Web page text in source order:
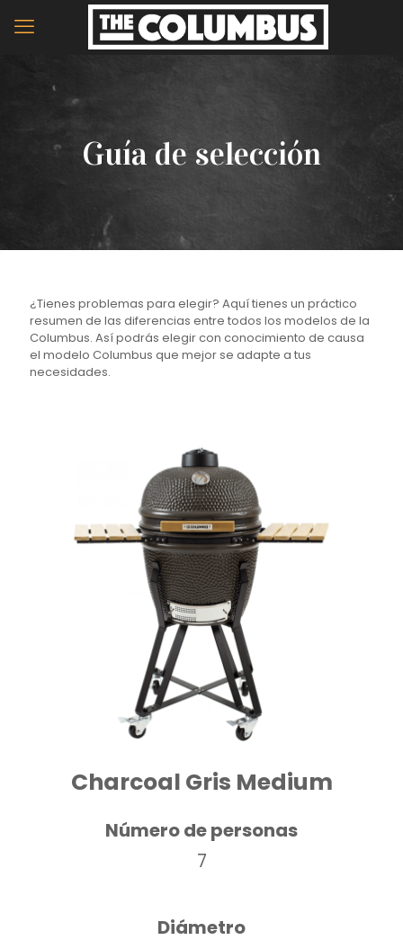
Guía de selección
¿Tienes problemas para elegir? Aquí tienes un práctico
resumen de las diferencias entre todos los modelos de la
Columbus. Así podrás elegir con conocimiento de causa
el modelo Columbus que mejor se adapte a tus
necesidades.
Charcoal Gris Medium
Número de personas
7
Diámetro